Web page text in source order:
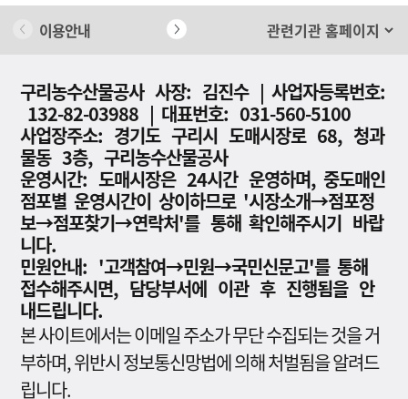
이용안내 개인정보 처리방침
구리농수산물공사 사장: 김진수 | 사업자등록번호:
132-82-03988 | 대표번호: 031-560-5100
사업장주소: 경기도 구리시 도매시장로 68, 청과
물동 3층, 구리농수산물공사
운영시간: 도매시장은 24시간 운영하며, 중도매인
점포별 운영시간이 상이하므로 '시장소개→점포정
보→점포찾기→연락처'를 통해 확인해주시기 바랍
니다.
민원안내: '고객참여→민원→국민신문고'를 통해
접수해주시면, 담당부서에 이관 후 진행됨을 안
내드립니다.
본 사이트에서는 이메일 주소가 무단 수집되는 것을 거
부하며, 위반시 정보통신망법에 의해 처벌됨을 알려드
립니다.